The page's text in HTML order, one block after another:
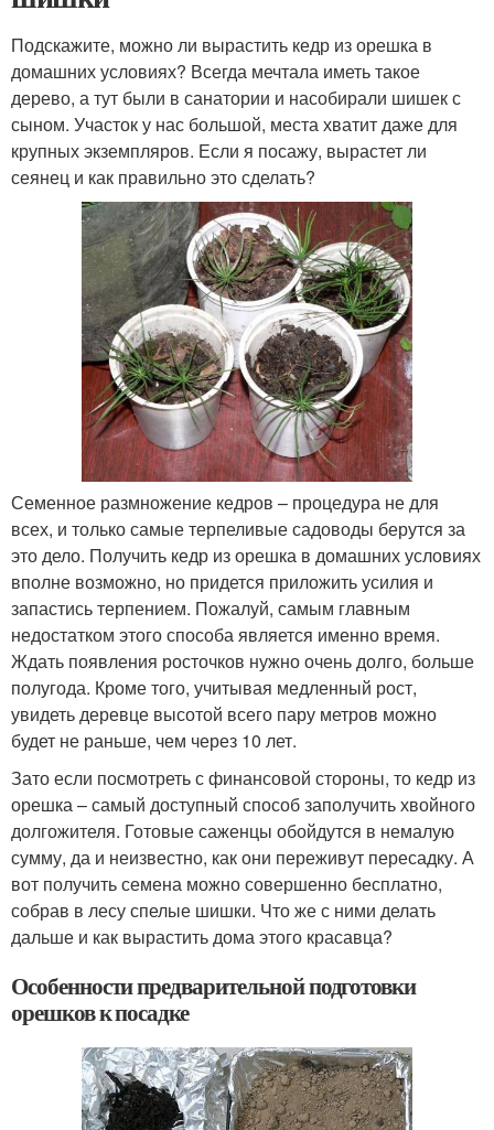
Подскажите, можно ли вырастить кедр из орешка в
домашних условиях? Всегда мечтала иметь такое
дерево, а тут были в санатории и насобирали шишек с
сыном. Участок у нас большой, места хватит даже для
крупных экземпляров. Если я посажу, вырастет ли
сеянец и как правильно это сделать?
Семенное размножение кедров – процедура не для
всех, и только самые терпеливые садоводы берутся за
это дело. Получить кедр из орешка в домашних условиях
вполне возможно, но придется приложить усилия и
запастись терпением. Пожалуй, самым главным
недостатком этого способа является именно время.
Ждать появления росточков нужно очень долго, больше
полугода. Кроме того, учитывая медленный рост,
увидеть деревце высотой всего пару метров можно
будет не раньше, чем через 10 лет.
Зато если посмотреть с финансовой стороны, то кедр из
орешка – самый доступный способ заполучить хвойного
долгожителя. Готовые саженцы обойдутся в немалую
сумму, да и неизвестно, как они переживут пересадку. А
вот получить семена можно совершенно бесплатно,
собрав в лесу спелые шишки. Что же с ними делать
дальше и как вырастить дома этого красавца?
Особенности предварительной подготовки
орешков к посадке